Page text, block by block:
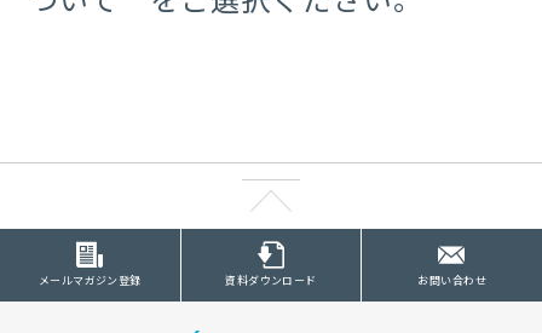
メールマガジン登録 資料ダウンロード お問い合わせ